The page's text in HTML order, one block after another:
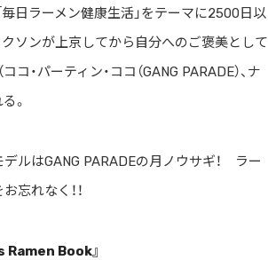
日ラーメン健康生活」をテーマに2500日以
ソンが上京してから自分へのご褒美として
・パーティン・ココ（GANG PARADE）、ナ
。
ルはGANG PARADEの月ノウサギ！ ラー
忘れなく！！
Ramen Book』